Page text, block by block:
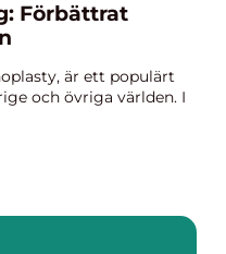
Förbättrat
är ett populärt
och övriga världen. I